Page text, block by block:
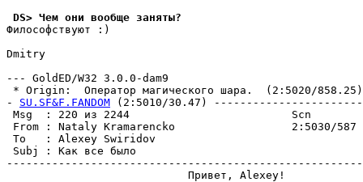
DS> Чем они вообще заняты?
Философствуют :)
Dmitry
--- GoldED/W32 3.0.0-dam9
* Origin:  Оператор магического шара.  (2:5020/858.25)
- SU.SF&F.FANDOM (2:5010/30.47)
Msg  : 220 из 2244
From : Nataly Kramarencko                  2:5030/587
To   : Alexey Swiridov
Subj : Как
                            Привет, Alexey!